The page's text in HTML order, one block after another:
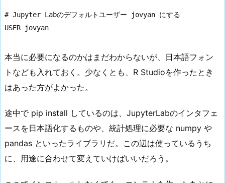
# Jupyter Labのデフォルトユーザー jovyan にする
USER jovyan
本当に必要になるのかはまだわからないが、日本語フォン
トなども入れておく。少なくとも、R Studioを作ったとき
はあった方がよかった。
途中で pip install しているのは、JupyterLabのインタフェ
ースを日本語化するものや、統計処理に必要な numpy や
pandas といったライブラリだ。この辺は使っているうち
に、用途に合わせて変えていけばいいだろう。